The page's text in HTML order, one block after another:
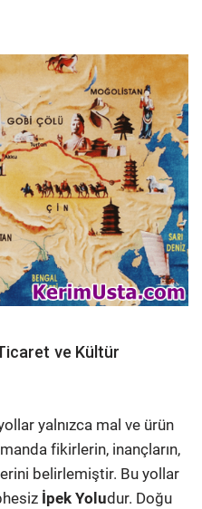
ve Kültür
yalnızca mal ve ürün
fikirlerin, inançların,
belirlemiştir. Bu yollar
İpek Yoludur. Doğu